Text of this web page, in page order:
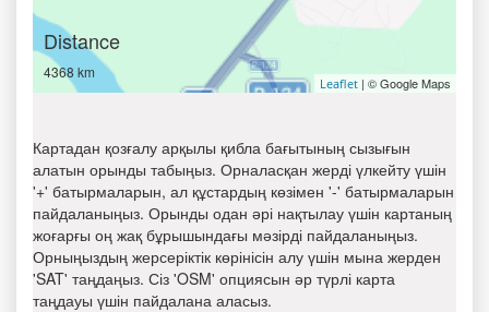
Distance
4368 km
Leaflet | © Google Maps
Картадан қозғалу арқылы қибла бағытының сызығын
алатын орынды табыңыз. Орналасқан жерді үлкейту үшін
'+' батырмаларын, ал құстардың көзімен '-' батырмаларын
пайдаланыңыз. Орынды одан әрі нақтылау үшін картаның
жоғарғы оң жақ бұрышындағы мәзірді пайдаланыңыз.
Орныңыздың жерсеріктік көрінісін алу үшін мына жерден
'SAT' таңдаңыз. Сіз 'OSM' опциясын әр түрлі карта
таңдауы үшін пайдалана аласыз.